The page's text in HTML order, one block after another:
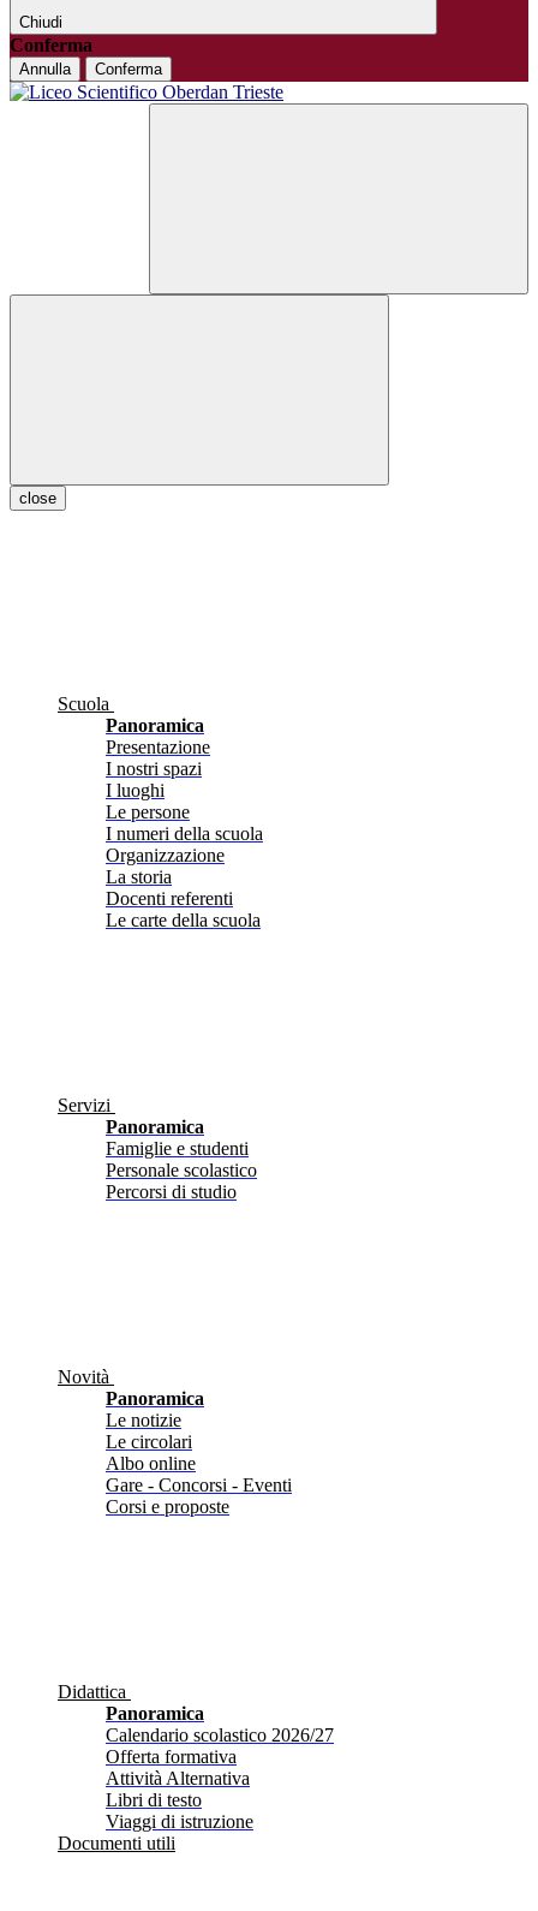
Chiudi
Conferma
Annulla Conferma
close
Scuola
Panoramica
Presentazione
I nostri spazi
I luoghi
Le persone
I numeri della scuola
Organizzazione
La storia
Docenti referenti
Le carte della scuola
Servizi
Panoramica
Famiglie e studenti
Personale scolastico
Percorsi di studio
Novità
Panoramica
Le notizie
Le circolari
Albo online
Gare - Concorsi - Eventi
Corsi e proposte
Didattica
Panoramica
Calendario scolastico 2026/27
Offerta formativa
Attività Alternativa
Libri di testo
Viaggi di istruzione
Documenti utili